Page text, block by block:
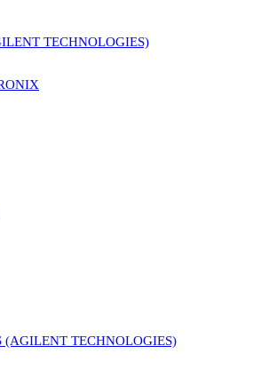
TECHNOLOGIES)
TECHNOLOGIES)